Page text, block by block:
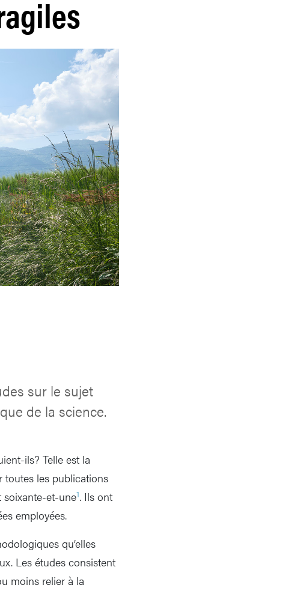
sur le sujet
de la science.
ils? Telle est la
toutes les publications
soixante-et-une1. Ils ont
employées.
qu’elles
Les études consistent
moins relier à la